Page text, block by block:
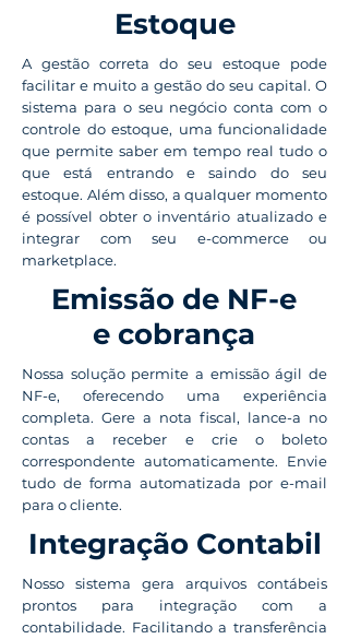
Estoque
A gestão correta do seu estoque pode
facilitar e muito a gestão do seu capital. O
sistema para o seu negócio conta com o
controle do estoque, uma funcionalidade
que permite saber em tempo real tudo o
que está entrando e saindo do seu
estoque. Além disso, a qualquer momento
é possível obter o inventário atualizado e
integrar com seu e-commerce ou
marketplace.
Emissão de NF-e
e cobrança
Nossa solução permite a emissão ágil de
NF-e, oferecendo uma experiência
completa. Gere a nota fiscal, lance-a no
contas a receber e crie o boleto
correspondente automaticamente. Envie
tudo de forma automatizada por e-mail
para o cliente.
Integração Contabil
Nosso sistema gera arquivos contábeis
prontos para integração com a
contabilidade. Facilitando a transferência